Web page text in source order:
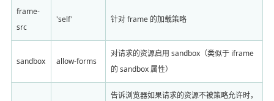
frame-
src
'self' 针对 frame 的加载策略
sandbox allow-forms
对请求的资源启用 sandbox（类似于 iframe
的 sandbox 属性）
告诉浏览器如果请求的资源不被策略允许时，